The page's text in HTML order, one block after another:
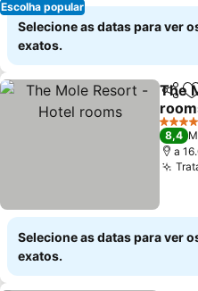
Escolha popular
Selecione as datas para ver
exatos.
The
Ver
4
8,4
a
Selecione as datas para ver
exatos.